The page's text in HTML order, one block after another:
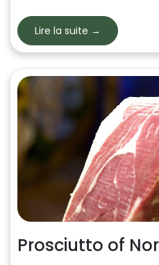
Lire la suite →
Prosciutto of